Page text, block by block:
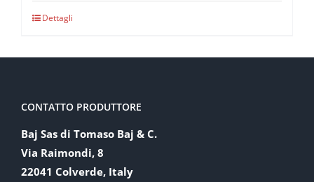
Dettagli
CONTATTO PRODUTTORE
Baj Sas di Tomaso Baj & C.
Via Raimondi, 8
22041 Colverde, Italy